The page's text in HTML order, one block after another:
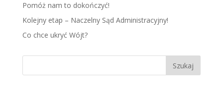
Pomóż nam to dokończyć!
Kolejny etap – Naczelny Sąd Administracyjny!
Co chce ukryć Wójt?